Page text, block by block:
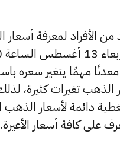
الأفراد لمعرفة أسعار
مهمًا يتغير سعره
تغيرات كثيرة،
تغطية دائمة لأسعار
على كافة أسعار الأعيرة.